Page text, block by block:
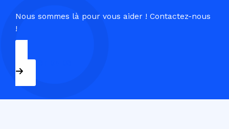
Nous sommes là pour vous aider ! Contactez-nous
!
09 54 37 04 03